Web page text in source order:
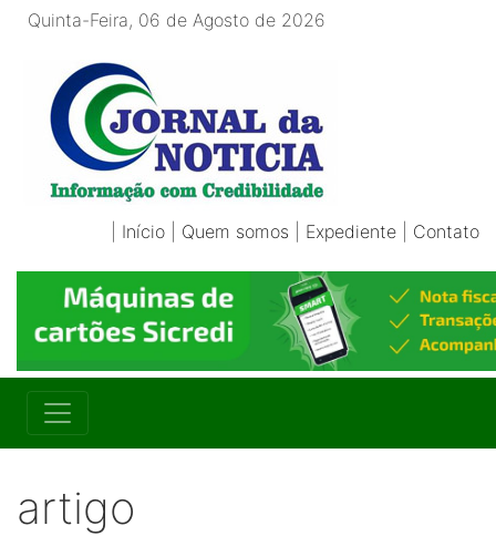
Quinta-Feira, 06 de Agosto de 2026
Início Quem somos Expediente Contato
artigo